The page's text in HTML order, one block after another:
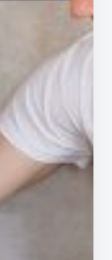
e
a gás
ao fim por
mês.
de desconto
primeiros 3